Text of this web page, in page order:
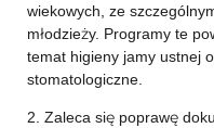
wiekowych, ze
młodzieży. Programy te
temat higieny jamy ustnej
stomatologiczne.
2. Zaleca się poprawę